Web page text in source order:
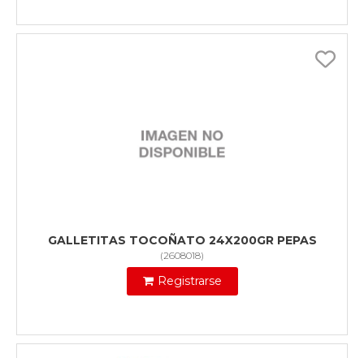
GALLETITAS TOCOÑATO 24X200GR PEPAS
(2608018)
Registrarse